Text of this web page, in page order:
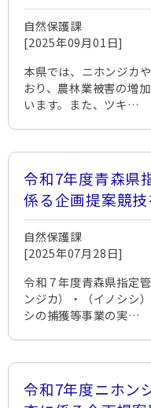
自然保護課
[2025年09月01日]
本県では、ニホンジカ
おり、農林業被害の増
います。また、ツキ…
令和7年度青森県
係る企画提案競
自然保護課
[2025年07月28日]
令和７年度青森県指定
ンジカ）・（イノシシ
シの捕獲等事業の実…
令和7年度ニホン